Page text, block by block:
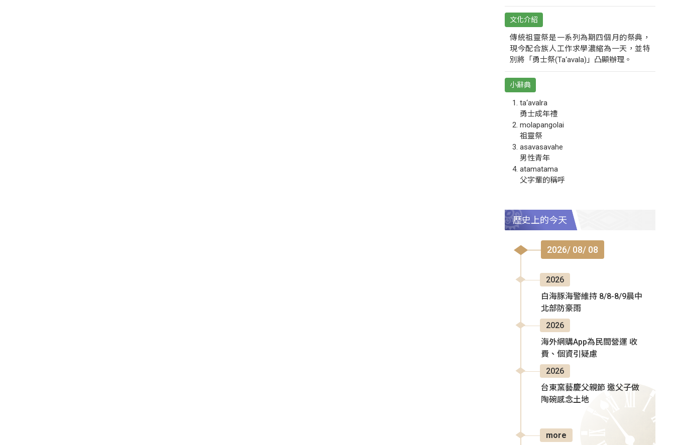
文化介紹
傳統祖靈祭是一系列為期四個月的祭典，
現今配合族人工作求學濃縮為一天，並特
別將「勇士祭(Ta‘avala)」凸顯辦理。
小辭典
ta‘avalra
勇士成年禮
molapangolai
祖靈祭
asavasavahe
男性青年
atamatama
父字輩的稱呼
歷史上的今天
2026/ 08/ 08
2026
白海豚海警維持 8/8-8/9晨中
北部防豪雨
2026
海外網購App為民間營運 收
費、個資引疑慮
2026
台東窯藝慶父親節 邀父子做
陶碗感念土地
more